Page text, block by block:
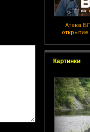
Атака
Картинки